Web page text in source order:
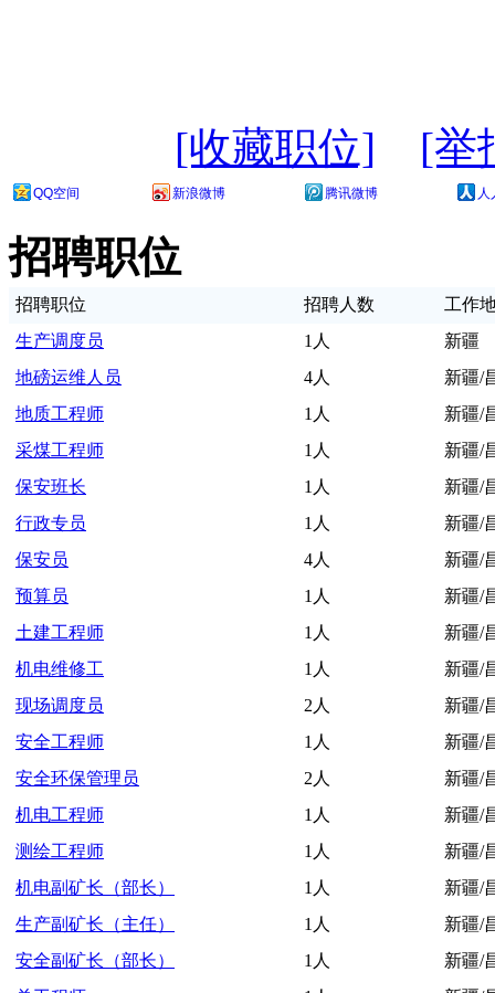
[收藏职位] [举
QQ空间 新浪微博 腾讯微博 人
招聘职位
招聘职位 招聘人数
工作
生产调度员
1人
新疆
地磅运维人员
4人
新疆/
地质工程师
1人
新疆/
采煤工程师
1人
新疆/
保安班长
1人
新疆/
行政专员
1人
新疆/
保安员
4人
新疆/
预算员
1人
新疆/
土建工程师
1人
新疆/
机电维修工
1人
新疆/
现场调度员
2人
新疆/
安全工程师
1人
新疆/
安全环保管理员
2人
新疆/
机电工程师
1人
新疆/
测绘工程师
1人
新疆/
机电副矿长（部长）
1人
新疆/
生产副矿长（主任）
1人
新疆/
安全副矿长（部长）
1人
新疆/